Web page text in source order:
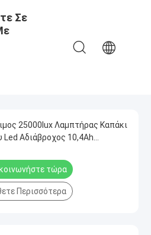
Σε
25000lux Λαμπτήρας Καπάκι
Led Αδιάβροχος 10,4Ah
τώρα
Περισσότερα